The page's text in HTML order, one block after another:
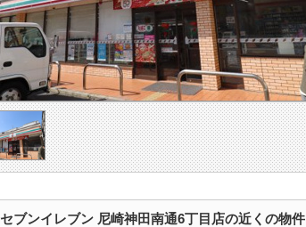
セブンイレブン 尼崎神田南通6丁目店の近くの物件